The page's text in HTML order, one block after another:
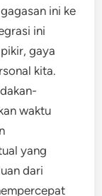
ini ke
ini
gaya
kita.
waktu
yang
dari